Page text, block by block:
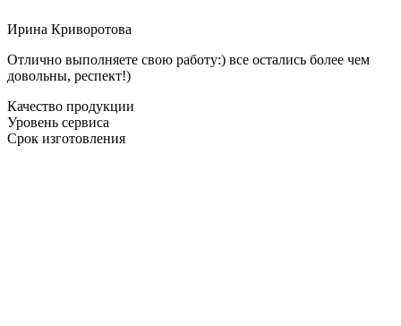
Ирина Криворотова
Отлично выполняете свою работу:) все остались более чем
довольны, респект!)
Качество продукции
Уровень сервиса
Срок изготовления